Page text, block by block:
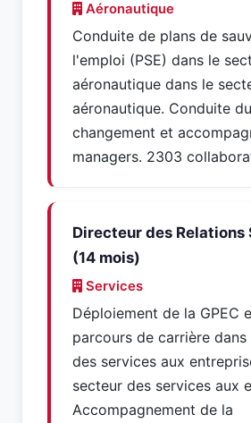
Aéronautique
Conduite de plans de
l'emploi (PSE) dans le
aéronautique dans le
aéronautique. Conduite du
changement et
managers. 2303
Directeur des Relations
(14 mois)
Services
Déploiement de la GPEC
parcours de carrière
des services aux
secteur des services aux
Accompagnement de la